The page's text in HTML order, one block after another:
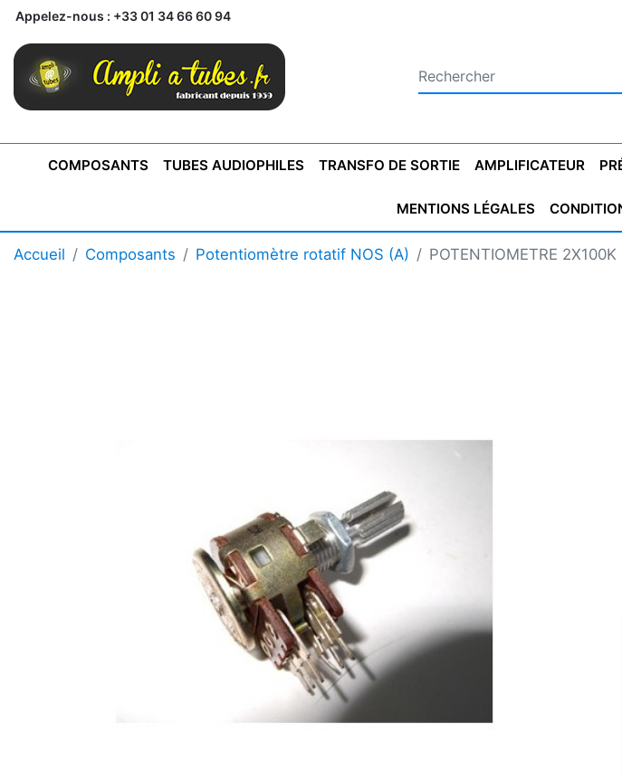
Appelez-nous : +33 01 34 66 60 94
COMPOSANTS
BONTONS
AXE 4MM
BONTONS
AXE 6MM
COFFRET
COFFRET
CONDENSATEUR
LCC PAS 5.08
CONDENSATEUR
TUBES AUDIOPHILES TRANSFO DE SORTIE
TRANSFORMATEUR DE SORTIE DE
CLASSE "A" SINGLE
TRANSFORMATEUR DE SORTIE
TRANSFO DE SORTIE
AMPLIFICATEUR
AMPLI MONO AMPLI STÉRÉO
AMPLIFICATEURS LECTEURS CD PRÉAMPLI AVEC TUNER PLATINES VINYLES
SUPRAVOX FERTIN
MENTIONS LÉGALES
Accueil Composants Potentiomètre rotatif NOS (A) POTENTIOMETRE